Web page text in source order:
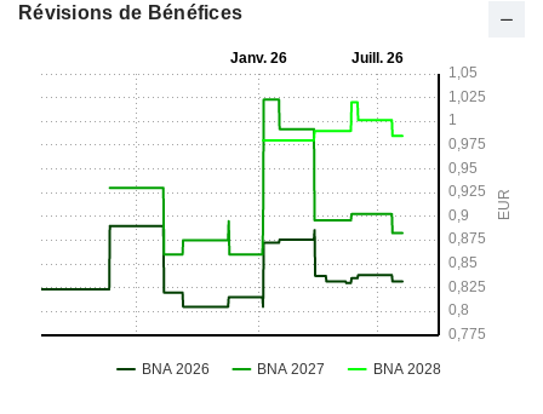
Révisions de Bénéfices